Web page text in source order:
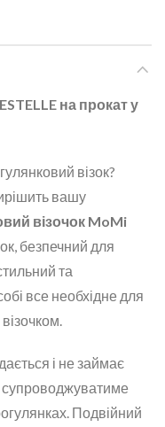
на прокат у
візок?
вашу
візочок MoMi
безпечний для
та
все необхідне для
і не займає
супроводжуватиме
Подвійний